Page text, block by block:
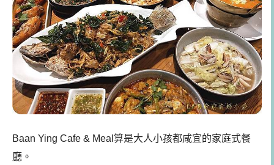
Baan Ying Cafe & Meal 算是大人小孩都咸宜的家庭式餐
廳。